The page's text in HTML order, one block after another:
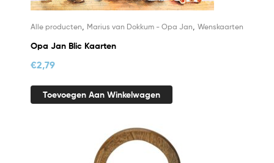
Alle producten Marius van Dokkum - Opa Jan Wenskaarten
Opa Jan Blic Kaarten
€2,79
Toevoegen Aan Winkelwagen